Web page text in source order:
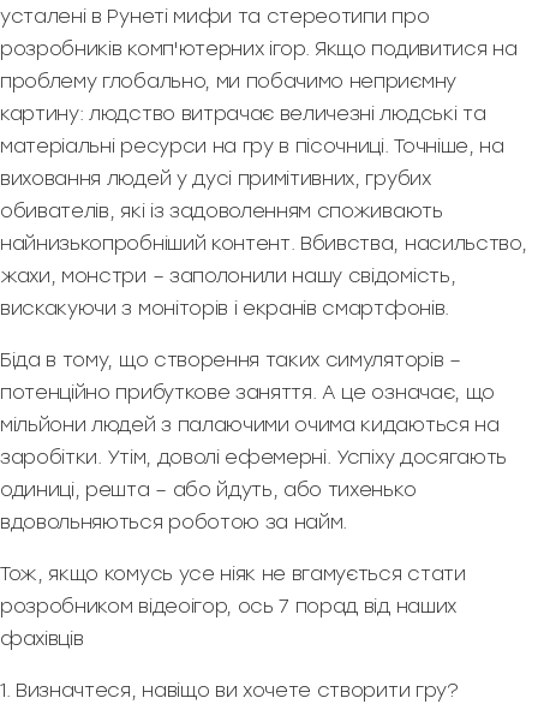
усталені в Рунеті мифи та стереотипи про
розробників комп'ютерних ігор. Якщо подивитися на
проблему глобально, ми побачимо неприємну
картину: людство витрачає величезні людські та
матеріальні ресурси на гру в пісочниці. Точніше, на
виховання людей у дусі примітивних, грубих
обивателів, які із задоволенням споживають
найнизькопробніший контент. Вбивства, насильство,
жахи, монстри – заполонили нашу свідомість,
вискакуючи з моніторів і екранів смартфонів.
Біда в тому, що створення таких симуляторів –
потенційно прибуткове заняття. А це означає, що
мільйони людей з палаючими очима кидаються на
заробітки. Утім, доволі ефемерні. Успіху досягають
одиниці, решта – або йдуть, або тихенько
вдовольняються роботою за найм.
Тож, якщо комусь усе ніяк не вгамується стати
розробником відеоігор, ось 7 порад від наших
фахівців
1. Визначтеся, навіщо ви хочете створити гру?